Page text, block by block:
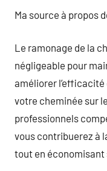
Ma source à propos
Le ramonage de la
négligeable pour
améliorer
votre cheminée sur
professionnels
vous contribuerez à
tout en économisant